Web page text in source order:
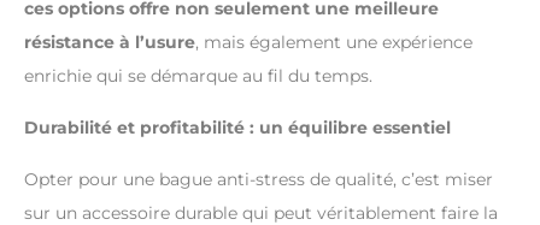
ces options offre non seulement une meilleure
résistance à l’usure, mais également une expérience
enrichie qui se démarque au fil du temps.
Durabilité et profitabilité : un équilibre essentiel
Opter pour une bague anti-stress de qualité, c’est miser
sur un accessoire durable qui peut véritablement faire la